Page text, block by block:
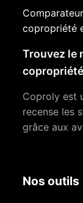
copropriété
Trouvez le
copropriété
Coproly est
recense les
grâce aux
Nos outils